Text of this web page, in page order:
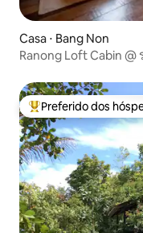
Casa ⋅ Bang Non
Ranong Loft Cabin @
Entre os melhores
Preferido dos